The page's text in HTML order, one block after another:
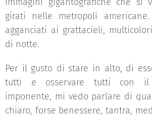
girati nelle metropoli
agganciati ai grattacieli,
di notte.
Per il gusto di stare in alto, di
tutti e osservare tutti con il
imponente, mi vedo parlare di
chiaro, forse benessere, tantra,